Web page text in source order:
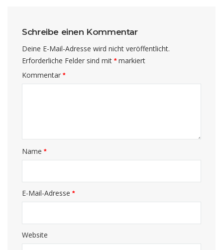
Schreibe einen Kommentar
Deine E-Mail-Adresse wird nicht veröffentlicht.
Erforderliche Felder sind mit*markiert
Kommentar*
Name*
E-Mail-Adresse*
Website